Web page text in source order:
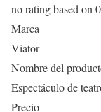
no ratingbased on 0
Marca
Viator
Nombre del
Espectáculo de
Precio